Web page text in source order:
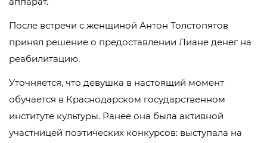
После встречи с женщиной Антон Толстопятов
принял решение о предоставлении Лиане денег на
реабилитацию.
Уточняется, что девушка в настоящий момент
обучается в Краснодарском государственном
институте культуры. Ранее она была активной
участницей поэтических конкурсов: выступала на